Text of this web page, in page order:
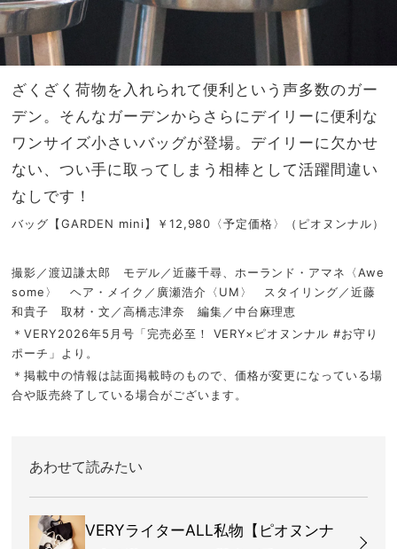
ざくざく荷物を入れられて便利という声多数のガー
デン。そんなガーデンからさらにデイリーに便利な
ワンサイズ小さいバッグが登場。デイリーに欠かせ
ない、つい手に取ってしまう相棒として活躍間違い
なしです！
バッグ【GARDEN mini】￥ 12,980 〈予定価格〉（ピオヌンナル）
撮影／渡辺謙太郎 モデル／近藤千尋、ホーランド・アマネ〈Awe
some〉 ヘア・メイク／廣瀬浩介〈UM〉 スタイリング／近藤
和貴子 取材・文／高橋志津奈 編集／中台麻理恵
＊VERY2026年5月号「完売必至！ VERY×ピオヌンナル #お守り
ポーチ」より。
＊掲載中の情報は誌面掲載時のもので、価格が変更になっている場
合や販売終了している場合がございます。
あわせて読みたい
VERYライターALL私物【ピオヌンナ